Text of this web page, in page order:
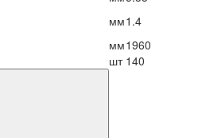
мм1.4
мм1960
шт 140